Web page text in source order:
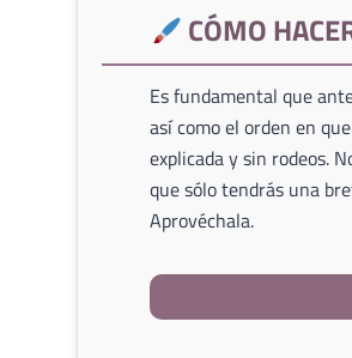
CÓMO
Es fundamental que
así como el orden en
explicada y sin rodeos.
que sólo tendrás una
Aprovéchala.